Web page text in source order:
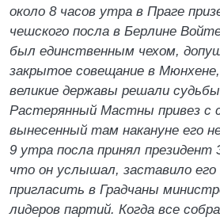
около 8 часов утра в Праге
чешского посла в Берлине
был единственным чехом,
закрытое совещание в
великие державы решали судьбы
Растерянный Мастны привез с
вынесенный там накануне его
9 утра посла принял президент
что он услышал, заставило его
пригласить в Градчаны
лидеров партий. Когда все